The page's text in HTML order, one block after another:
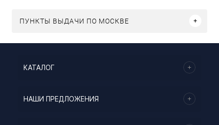
ПУНКТЫ ВЫДАЧИ ПО МОСКВЕ
КАТАЛОГ
НАШИ ПРЕДЛОЖЕНИЯ